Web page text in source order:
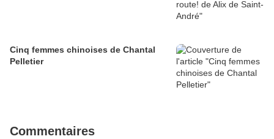
Cinq femmes chinoises de Chantal
Pelletier
Commentaires